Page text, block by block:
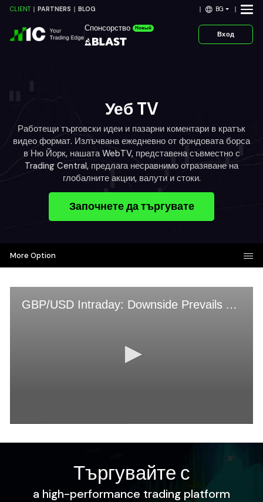
CLIENT PARTNERS BLOG BG
Спонсорство Новый
Вход
Уеб TV
Работещи търговски идеи и пазарни коментари в кратък
видео формат. Излъчвана ежедневно от фондовата борса
в Ню Йорк, нашата WebTV, представена съвместно с
Trading Central, предлага несравнимо отразяване на
глобалните акции, валути и стоки.
Започнете да търгувате
More Option
Търгувайте с
a high-performance trading platform